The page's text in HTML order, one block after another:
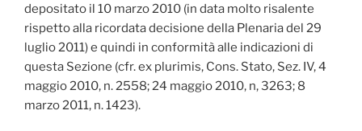
depositato il 10 marzo 2010 (in data molto risalente
rispetto alla ricordata decisione della Plenaria del 29
luglio 2011) e quindi in conformità alle indicazioni di
questa Sezione (cfr. ex plurimis, Cons. Stato, Sez. IV, 4
maggio 2010, n. 2558; 24 maggio 2010, n, 3263; 8
marzo 2011, n. 1423).